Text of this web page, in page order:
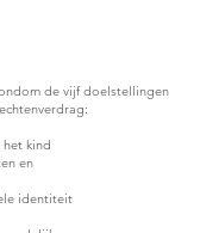
de vijf doelstellingen
kind
en
identiteit